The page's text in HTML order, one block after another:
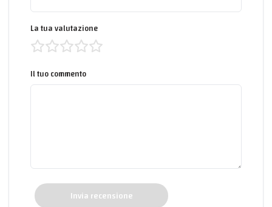
La tua valutazione
Il tuo commento
Invia recensione